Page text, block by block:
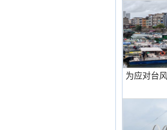
为应对台